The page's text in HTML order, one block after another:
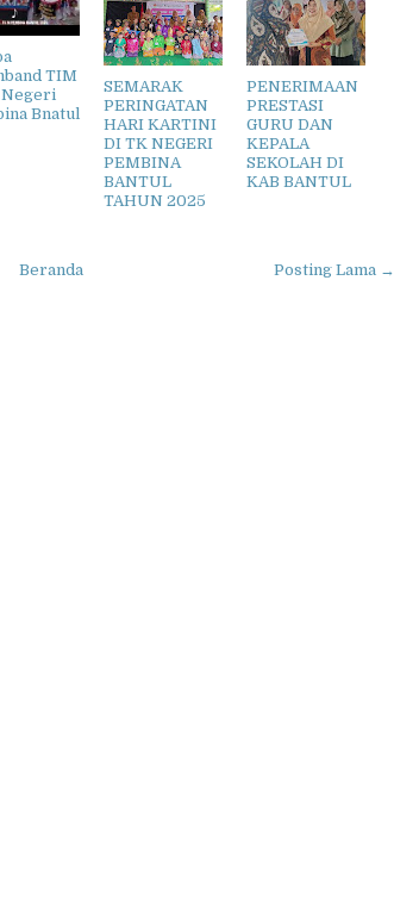
TIM
Negeri
Bnatul
SEMARAK
PERINGATAN
HARI KARTINI
DI TK NEGERI
PEMBINA
BANTUL
TAHUN 2025
PENERIMAAN
PRESTASI
GURU DAN
KEPALA
SEKOLAH DI
KAB BANTUL
Posting Lama →
Beranda